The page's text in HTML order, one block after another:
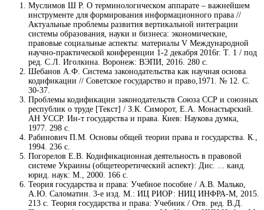
Муслимов Ш Р. О терминологическом аппарате – важнейшем
инструменте для формирования информационного права //
Актуальные проблемы развития вертикальной интеграции
системы образования, науки и бизнеса: экономические,
правовые социальные аспекты: материалы V Международной
научно-практической конференции 1-2 декабря 2016г. Т. 1 / под
ред. С.Л. Иголкина. Воронеж: ВЭПИ, 2016. 280 с.
Шебанов А.Ф. Система законодательства как научная основа
кодификации // Советское государство и право,1971. № 12. С.
30-37.
Проблемы кодификации законодательств Союза ССР и союзных
республик о труде [Текст] / З.К. Симорот, Е.А. Монастырский.
АН УССР. Ин-т государства и права. Киев: Наукова думка,
1977. 298 с.
Рабинович П.М. Основы общей теории права и государства. К.,
1994. 236 с.
Погорелов Е.В. Кодификационная деятельность в правовой
системе Украины (общетеоретический аспект): Дис. ... канд.
юрид. наук: М., 2000. 166 с.
Теория государства и права: Учебное пособие / А.В. Малько,
А.Ю. Саломатин. 3-e изд. М.: ИЦ РИОР: НИЦ ИНФРА-М, 2015.
213 с. Теория государства и права: Учебник / Отв. ред. В.Д.